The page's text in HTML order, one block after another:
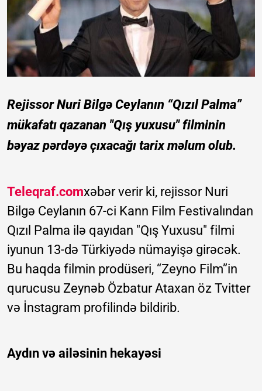
Rejissor Nuri Bilgə Ceylanın “Qızıl Palma”
mükafatı qazanan "Qış yuxusu" filminin
bəyaz pərdəyə çıxacağı tarix məlum olub.
Teleqraf.comxəbər verir ki, rejissor Nuri
Bilgə Ceylanın 67-ci Kann Film Festivalından
Qızıl Palma ilə qayıdan "Qış Yuxusu" filmi
iyunun 13-də Türkiyədə nümayişə girəcək.
Bu haqda filmin prodüseri, “Zeyno Film”in
qurucusu Zeynəb Özbatur Ataxan öz Tvitter
və İnstagram profilində bildirib.
Aydın və ailəsinin hekayəsi